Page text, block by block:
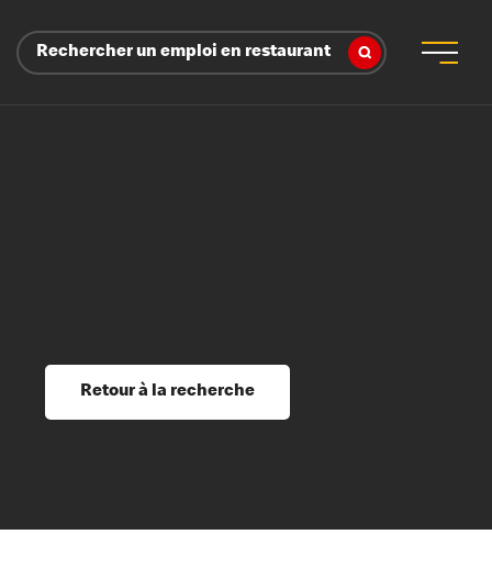
Rechercher un emploi en restaurant
et perfectionnement
du savoirRetour à la recherche